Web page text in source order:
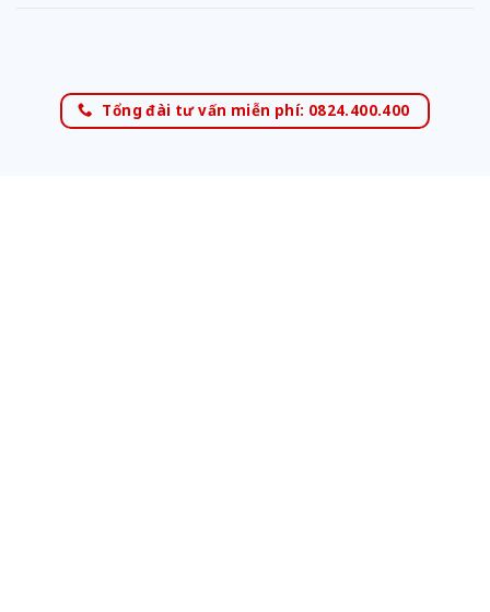
Tổng đài tư vấn miễn phí: 0824.400.400